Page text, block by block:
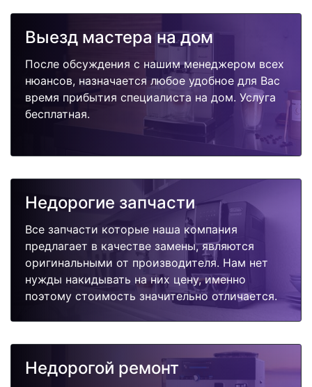
поломок.
Выезд мастера на дом
После обсуждения с нашим менеджером всех
нюансов, назначается любое удобное для Вас
время прибытия специалиста на дом. Услуга
бесплатная.
Недорогие запчасти
Все запчасти которые наша компания
предлагает в качестве замены, являются
оригинальными от производителя. Нам нет
нужды накидывать на них цену, именно
поэтому стоимость значительно отличается.
Недорогой ремонт